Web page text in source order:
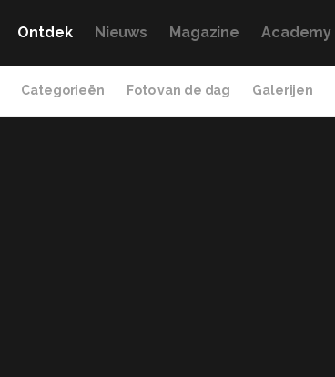
Ontdek Nieuws Magazine Academy
Categorieën Foto van de dag Galerijen